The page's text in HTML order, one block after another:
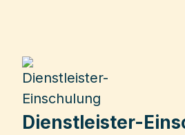
Dienstleister-